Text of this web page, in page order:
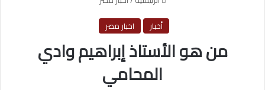
أخبار
اخبار مصر
من هو الأستاذ إبراهيم وادي
المحامي